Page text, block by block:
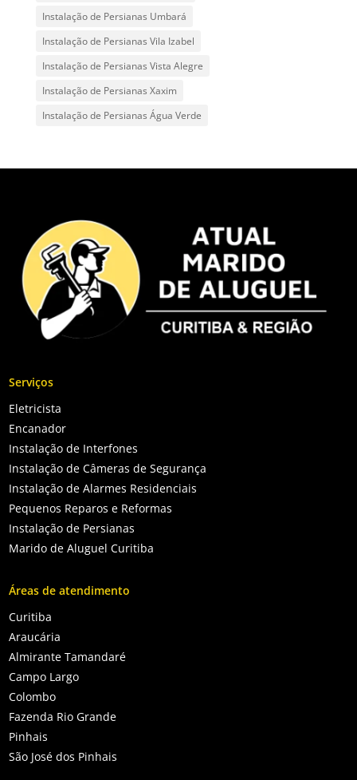
Instalação de Persianas Umbará
Instalação de Persianas Vila Izabel
Instalação de Persianas Vista Alegre
Instalação de Persianas Xaxim
Instalação de Persianas Água Verde
Serviços
Eletricista
Encanador
Instalação de Interfones
Instalação de Câmeras de Segurança
Instalação de Alarmes Residenciais
Pequenos Reparos e Reformas
Instalação de Persianas
Marido de Aluguel Curitiba
Áreas de atendimento
Curitiba
Araucária
Almirante Tamandaré
Campo Largo
Colombo
Fazenda Rio Grande
Pinhais
São José dos Pinhais